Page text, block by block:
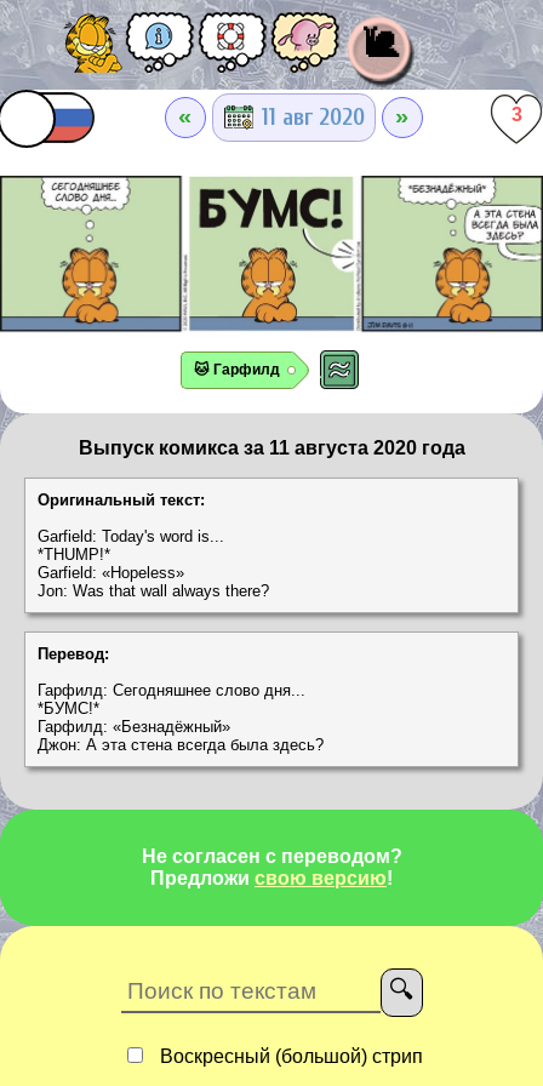
🐌
« 11 авг 2020 » 3
🐱 Гарфилд
Выпуск комикса за 11 августа 2020 года
Оригинальный текст:
Garfield: Today's word is...
*THUMP!*
Garfield: «Hopeless»
Jon: Was that wall always there?
Перевод:
Гарфилд: Сегодняшнее слово дня...
*БУМС!*
Гарфилд: «Безнадёжный»
Джон: А эта стена всегда была здесь?
Не согласен с переводом?
Предложи свою версию!
Воскресный (большой) стрип